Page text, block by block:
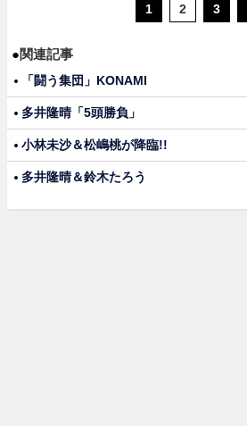
1 2 3
●関連記事
「闘う集団」KONAMI
多井隆晴「5頭勝負」
小林未沙＆松嶋桃が降臨!!
多井隆晴＆鈴木たろう